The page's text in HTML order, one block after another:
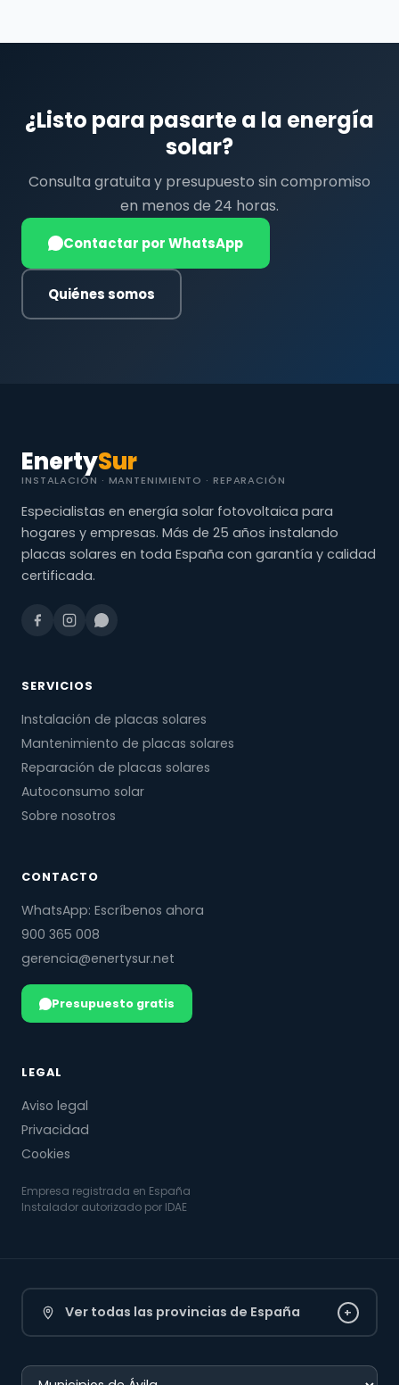
¿Listo para pasarte a la energía
solar?
Consulta gratuita y presupuesto sin compromiso
en menos de 24 horas.
Contactar por WhatsApp
Quiénes somos
EnertySur
INSTALACIÓN · MANTENIMIENTO · REPARACIÓN
Especialistas en energía solar fotovoltaica para
hogares y empresas. Más de 25 años instalando
placas solares en toda España con garantía y calidad
certificada.
SERVICIOS
Instalación de placas solares
Mantenimiento de placas solares
Reparación de placas solares
Autoconsumo solar
Sobre nosotros
CONTACTO
WhatsApp: Escríbenos ahora
900 365 008
gerencia@enertysur.net
Presupuesto gratis
LEGAL
Aviso legal
Privacidad
Cookies
Empresa registrada en España
Instalador autorizado por IDAE
Ver todas las provincias de España +